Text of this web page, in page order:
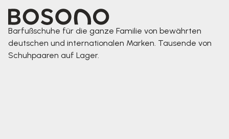
Barfußschuhe für die ganze Familie von bewährten
deutschen und internationalen Marken. Tausende von
Schuhpaaren auf Lager.